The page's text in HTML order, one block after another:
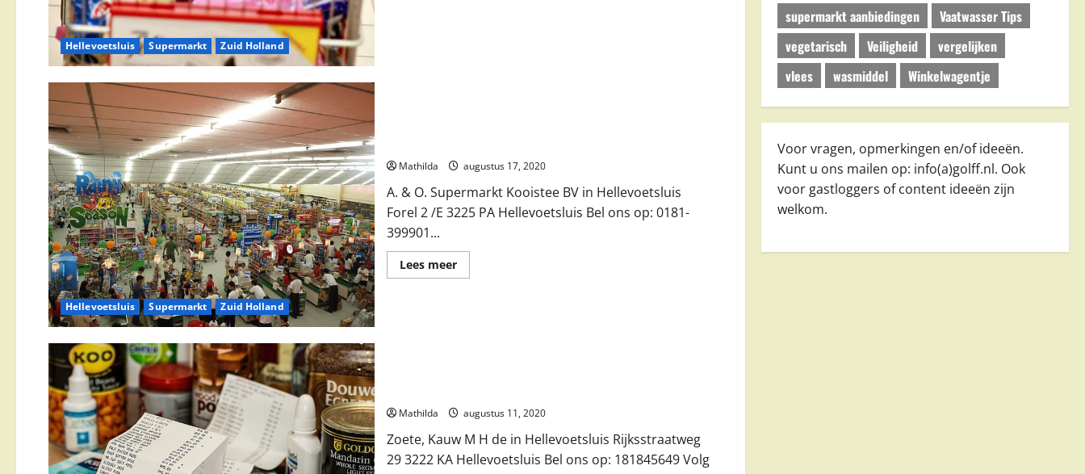
Hellevoetsluis Supermarkt Zuid Holland
Hellevoetsluis Supermarkt Zuid Holland
Mathilda augustus 17, 2020
A. & O. Supermarkt Kooistee BV in Hellevoetsluis
Forel 2 /E 3225 PA Hellevoetsluis Bel ons op: 0181-
399901...
Lees meerLees
meer
Mathilda augustus 11, 2020
Zoete, Kauw M H de in Hellevoetsluis Rijksstraatweg
29 3222 KA Hellevoetsluis Bel ons op: 181845649 Volg
supermarkt aanbiedingen
Vaatwasser Tips
vegetarisch
Veiligheid
vergelijken
vlees
wasmiddel Winkelwagentje
Voor vragen, opmerkingen en/of ideeën.
Kunt u ons mailen op: info(a)golff.nl. Ook
voor gastloggers of content ideeën zijn
welkom.